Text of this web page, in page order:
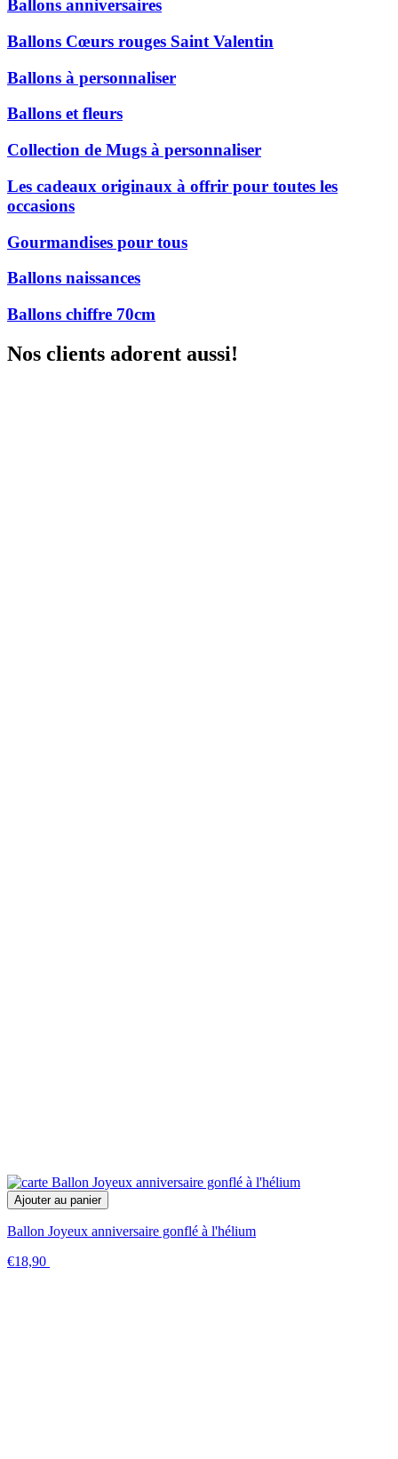
Ballons anniversaires
Ballons Cœurs rouges Saint Valentin
Ballons à personnaliser
Ballons et fleurs
Collection de Mugs à personnaliser
Les cadeaux originaux à offrir pour toutes les
occasions
Gourmandises pour tous
Ballons naissances
Ballons chiffre 70cm
Nos clients adorent aussi!
Ajouter au panier
Ballon Joyeux anniversaire gonflé à l'hélium
€18,90